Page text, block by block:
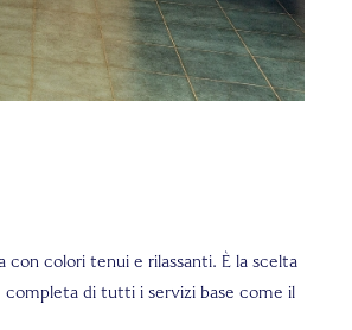
colori tenui e rilassanti. È la scelta
completa di tutti i servizi base come il